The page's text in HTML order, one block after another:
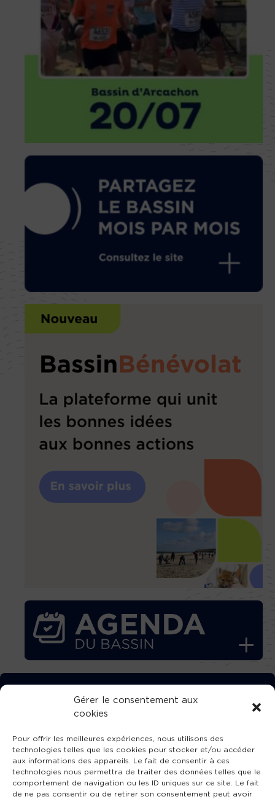
Gérer le consentement aux
cookies
Pour offrir les meilleures expériences, nous utilisons des
technologies telles que les cookies pour stocker et/ou accéder
aux informations des appareils. Le fait de consentir à ces
technologies nous permettra de traiter des données telles que le
comportement de navigation ou les ID uniques sur ce site. Le fait
de ne pas consentir ou de retirer son consentement peut avoir
TÉLÉCHARGEZ GRATUITEMENT
L’APPLICATION TVBA !
SUIVEZ-NOUS !